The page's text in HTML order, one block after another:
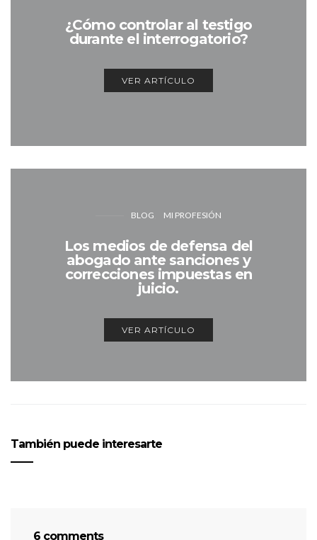
¿Cómo controlar al testigo
durante el interrogatorio?
VER ARTÍCULO
BLOG MI PROFESIÓN
Los medios de defensa del
abogado ante sanciones y
correcciones impuestas en
juicio.
VER ARTÍCULO
También puede interesarte
6 comments